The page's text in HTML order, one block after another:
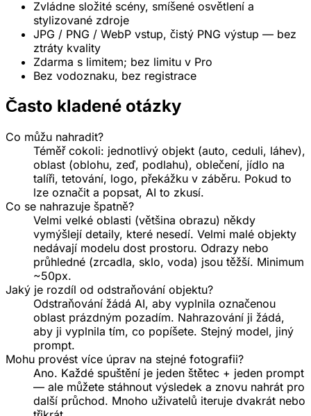
Zvládne složité scény, smíšené osvětlení a
stylizované zdroje
JPG / PNG / WebP vstup, čistý PNG výstup — bez
ztráty kvality
Zdarma s limitem; bez limitu v Pro
Bez vodoznaku, bez registrace
Často kladené otázky
Co můžu nahradit?
Téměř cokoli: jednotlivý objekt (auto, ceduli, láhev),
oblast (oblohu, zeď, podlahu), oblečení, jídlo na
talíři, tetování, logo, překážku v záběru. Pokud to
lze označit a popsat, AI to zkusí.
Co se nahrazuje špatně?
Velmi velké oblasti (většina obrazu) někdy
vymýšlejí detaily, které nesedí. Velmi malé objekty
nedávají modelu dost prostoru. Odrazy nebo
průhledné (zrcadla, sklo, voda) jsou těžší. Minimum
~50px.
Jaký je rozdíl od odstraňování objektu?
Odstraňování žádá AI, aby vyplnila označenou
oblast prázdným pozadím. Nahrazování ji žádá,
aby ji vyplnila tím, co popíšete. Stejný model, jiný
prompt.
Mohu provést více úprav na stejné fotografii?
Ano. Každé spuštění je jeden štětec + jeden prompt
— ale můžete stáhnout výsledek a znovu nahrát pro
další průchod. Mnoho uživatelů iteruje dvakrát nebo